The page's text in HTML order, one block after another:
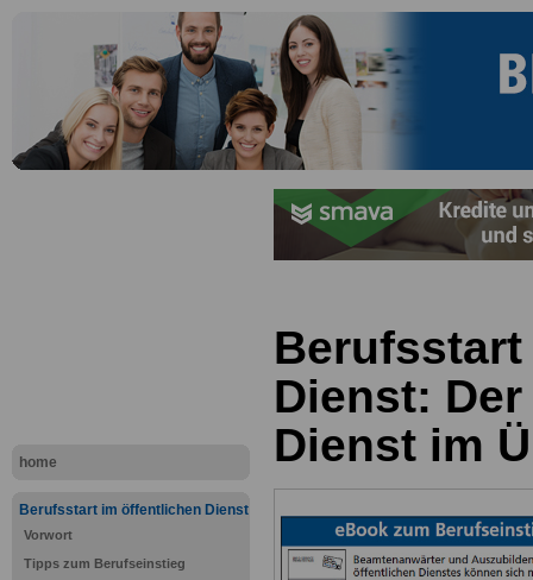
home
Berufsstart im öffentlichen Dienst
Vorwort
Tipps zum Berufseinstieg
Dienst:
Dienst im